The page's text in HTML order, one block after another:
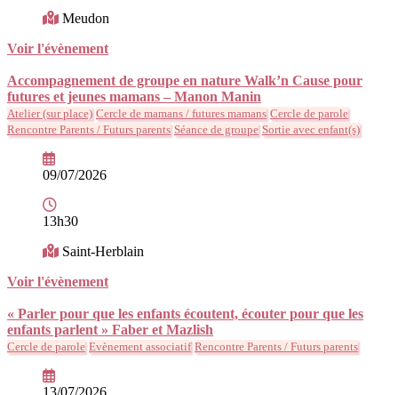
Meudon
Voir l'évènement
Accompagnement de groupe en nature Walk’n Cause pour
futures et jeunes mamans – Manon Manin
Atelier (sur place) Cercle de mamans / futures mamans Cercle de parole
Rencontre Parents / Futurs parents Séance de groupe Sortie avec enfant(s)
09/07/2026
13h30
Saint-Herblain
Voir l'évènement
« Parler pour que les enfants écoutent, écouter pour que les
enfants parlent » Faber et Mazlish
Cercle de parole Evènement associatif Rencontre Parents / Futurs parents
13/07/2026